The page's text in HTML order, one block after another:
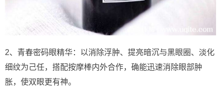
2、青春密码眼精华：以消除浮肿、提亮暗沉与黑眼圈、淡化
细纹为己任，搭配按摩棒内外合作，确能迅速消除眼部肿
胀，使双眼更有神。